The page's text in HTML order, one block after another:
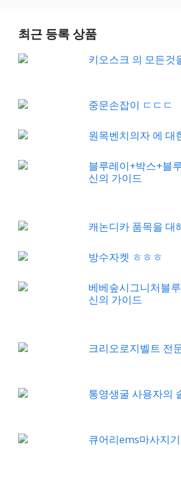
최근 등록 상품
키오스크 의 모든것
중문손잡이 ㄷㄷㄷ
원목벤치의자 에 대
블루레이+박스+블
신의 가이드
캐논디카 품목을 대
방수자켓 ㅎㅎㅎ
베베숲시그니처블
신의 가이드
크리오로지벨트 전
통영생굴 사용자의
큐어리ems마사지